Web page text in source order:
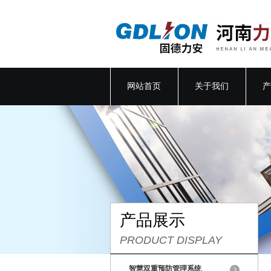
网站首页 关于我们
产品展示
PRODUCT DISPLAY
智慧双重预防管理系统